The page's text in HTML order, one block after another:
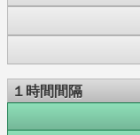
１時間間隔